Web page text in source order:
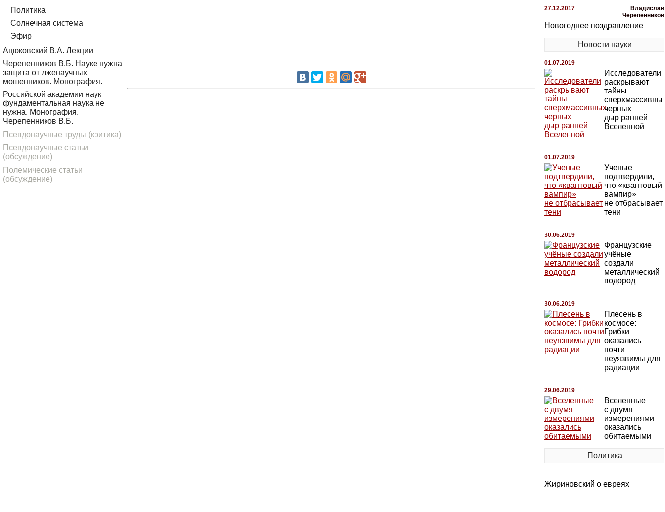
Политика
Солнечная система
Эфир
Ацюковский В.А. Лекции
Черепенников В.Б. Науке нужна
защита от лженаучных
мошенников. Монография.
Российской академии наук
фундаментальная наука не
нужна. Монография.
Черепенников В.Б.
Псевдонаучные труды (критика)
Псевдонаучные статьи
(обсуждение)
Полемические статьи
(обсуждение)
27.12.2017
Владислав
Черепенников
Новогоднее поздравление
Новости науки
01.07.2019
Исследователи
раскрывают
тайны
черных
дыр ранней
Вселенной
01.07.2019
Ученые
подтвердили,
что «квантовый
вампир»
не отбрасывает
тени
30.06.2019
Французские
учёные
создали
металлический
водород
30.06.2019
Плесень в
космосе:
Грибки
оказались
почти
неуязвимы для
радиации
29.06.2019
Вселенные
с двумя
измерениями
оказались
обитаемыми
Политика
Жириновский о евреях